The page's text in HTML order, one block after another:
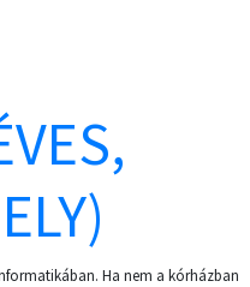
Ha nem a kórházban